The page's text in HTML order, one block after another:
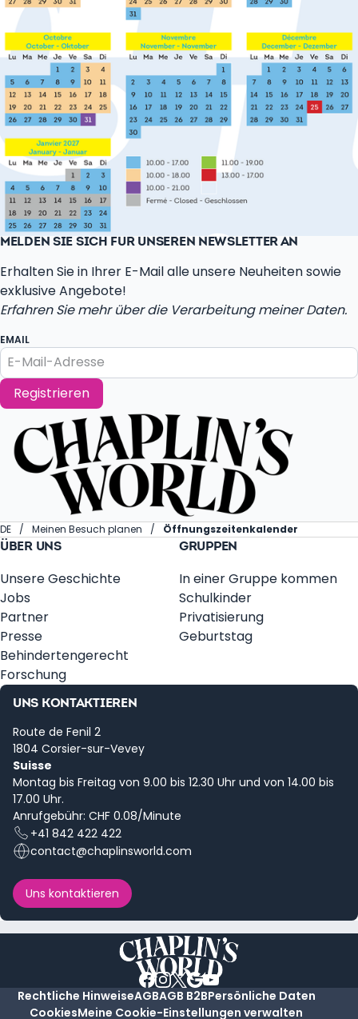
MELDEN SIE SICH FÜR UNSEREN NEWSLETTER AN
Erhalten Sie in Ihrer E-Mail alle unsere Neuheiten sowie
exklusive Angebote!
Erfahren Sie mehr über die Verarbeitung meiner Daten.
EMAIL
Registrieren
DE Meinen Besuch planen Öffnungszeitenkalender
ÜBER UNS
Unsere Geschichte
Jobs
Partner
Presse
Behindertengerecht
Forschung
GRUPPEN
In einer Gruppe kommen
Schulkinder
Privatisierung
Geburtstag
UNS KONTAKTIEREN
Route de Fenil 2
1804 Corsier-sur-Vevey
Suisse
Montag bis Freitag von 9.00 bis 12.30 Uhr und von 14.00 bis
17.00 Uhr.
Anrufgebühr: CHF 0.08/Minute
+41 842 422 422
contact@chaplinsworld.com
Uns kontaktieren
Rechtliche HinweiseAGBAGB B2BPersönliche Daten
CookiesMeine Cookie-Einstellungen verwalten